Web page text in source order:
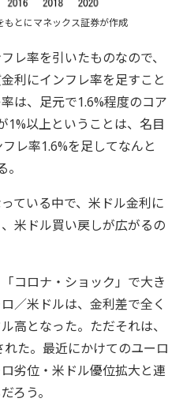
もとにマネックス証券が作成
レ率を引いたものなので、
利にインフレ率を足すこと
は、足元で1.6%程度のコア
1%以上ということは、名目
レ率1.6%を足してなんと
ている中で、米ドル金利に
米ドル買い戻しが広がるの
コロナ・ショック」で大き
／米ドルは、金利差で全く
高となった。ただそれは、
た。最近にかけてのユーロ
劣位・米ドル優位拡大と連
ろう。